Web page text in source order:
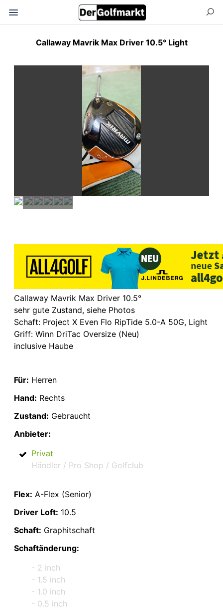
Callaway Mavrik Max Driver 10.5° Light
Callaway Mavrik Max Driver 10.5°
sehr gute Zustand, siehe Photos
Schaft: Project X Even Flo RipTide 5.0-A 50G, Light
Griff: Winn DriTac Oversize (Neu)
inclusive Haube
Für: Herren
Hand: Rechts
Zustand: Gebraucht
Anbieter:
Privat
Händler / Pro Shop / Golfclub
Flex: A-Flex (Senior)
Driver Loft: 10.5
Schaft: Graphitschaft
Schaftänderung:
- 2 inch
- 1.5 inch
- 1.0 inch
- 0.5 inch